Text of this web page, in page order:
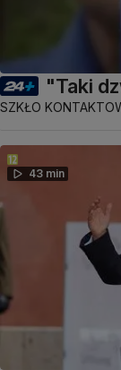
"Taki
SZKŁO
43 min